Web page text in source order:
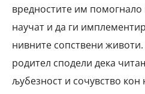
вредностите им помогнало
научат и да ги
нивните сопствени
родител сподели дека
љубезност и сочувство кон